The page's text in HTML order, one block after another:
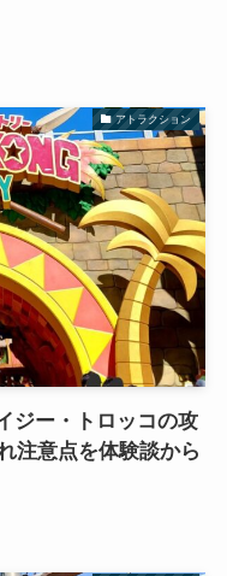
アトラクション
ジー・トロッコの攻
注意点を体験談から